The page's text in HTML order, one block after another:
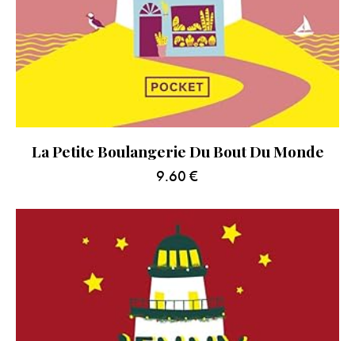
La Petite Boulangerie Du Bout Du Monde
9.60 €